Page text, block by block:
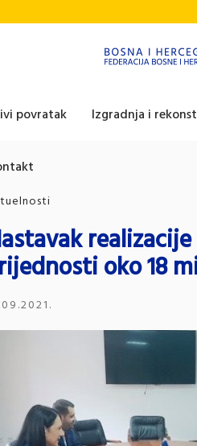
povratak Izgradnja i
oko 18